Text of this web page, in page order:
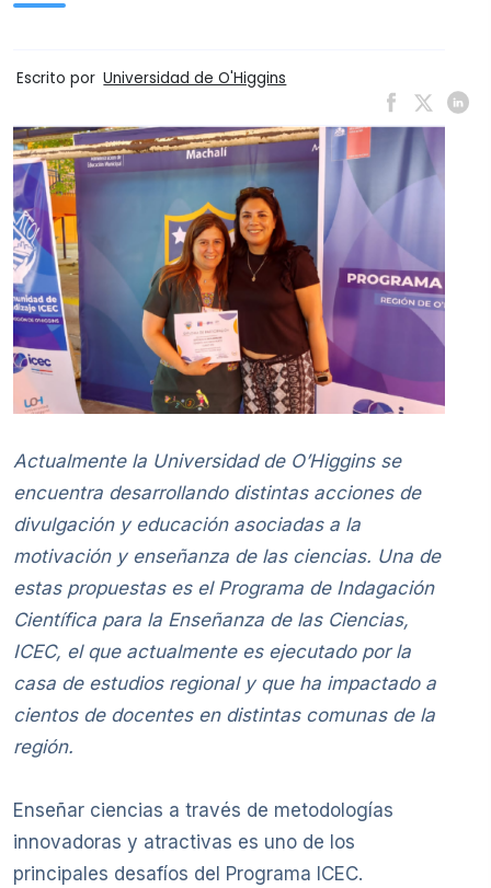
Escrito por Universidad de O'Higgins
Actualmente la Universidad de O’Higgins se
encuentra desarrollando distintas acciones de
divulgación y educación asociadas a la
motivación y enseñanza de las ciencias. Una de
estas propuestas es el Programa de Indagación
Científica para la Enseñanza de las Ciencias,
ICEC, el que actualmente es ejecutado por la
casa de estudios regional y que ha impactado a
cientos de docentes en distintas comunas de la
región.
Enseñar ciencias a través de metodologías
innovadoras y atractivas es uno de los
principales desafíos del Programa ICEC.